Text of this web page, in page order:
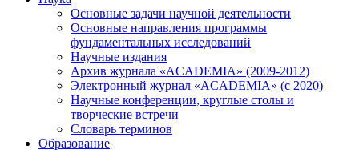
Основные задачи научной деятельности
Основные направления программы
фундаментальных исследований
Научные издания
Архив журнала «ACADEMIA» (2009-2012)
Электронный журнал «ACADEMIA» (с 2020)
Научные конференции, круглые столы и
творческие встречи
Словарь терминов
Образование